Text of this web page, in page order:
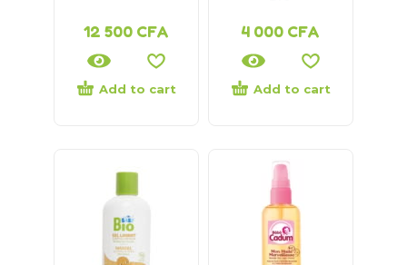
12 500 CFA
Add to cart
4 000 CFA
Add to cart